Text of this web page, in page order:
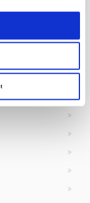
et sociales, les